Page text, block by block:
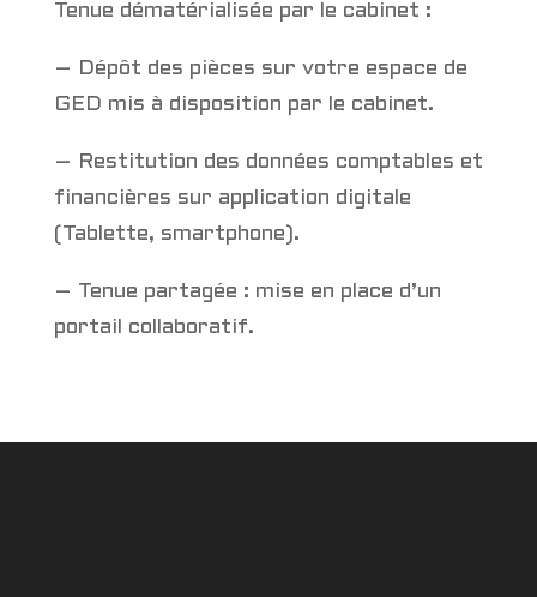
Tenue dématérialisée par le cabinet :
– Dépôt des pièces sur votre espace de
GED mis à disposition par le cabinet.
– Restitution des données comptables et
financières sur application digitale
(Tablette, smartphone).
– Tenue partagée : mise en place d’un
portail collaboratif.